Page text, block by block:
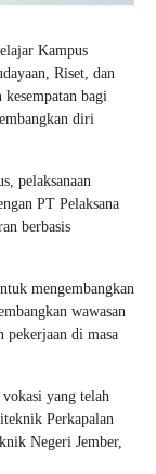
Kampus
Riset, dan
bagi
diri
pelaksanaan
PT Pelaksana
berbasis
mengembangkan
wawasan
pekerjaan di masa
yang telah
Perkapalan
Negeri Jember,